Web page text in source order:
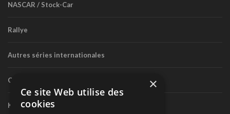
NASCAR / Stock-Car
Rallye
Autres séries internationales
Circuit routier canadien
Karting
×
Ce site Web utilise des
cookies